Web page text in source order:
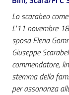
Lo scarabeo
L'11 novembre
sposa Elena
Giuseppe
commendatore,
stemma della
per assonanza